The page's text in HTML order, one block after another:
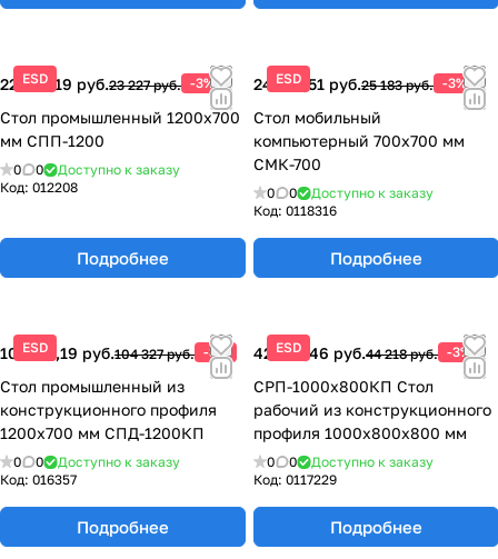
ESD
22 530,19 руб.23 227 руб. -3%
Стол промышленный 1200x700
мм СПП-1200
0 0
Доступно к заказу
Код: 012208
Подробнее
ESD
24 427,51 руб.25 183 руб. -3%
Стол мобильный
компьютерный 700х700 мм
СМК-700
0 0
Доступно к заказу
Код: 0118316
Подробнее
ESD
101 197,19 руб.104 327 руб. -3%
Стол промышленный из
конструкционного профиля
1200х700 мм СПД-1200КП
0 0
Доступно к заказу
Код: 016357
Подробнее
ESD
42 891,46 руб.44 218 руб. -3%
СРП-1000х800КП Стол
рабочий из конструкционного
профиля 1000х800х800 мм
0 0
Доступно к заказу
Код: 0117229
Подробнее